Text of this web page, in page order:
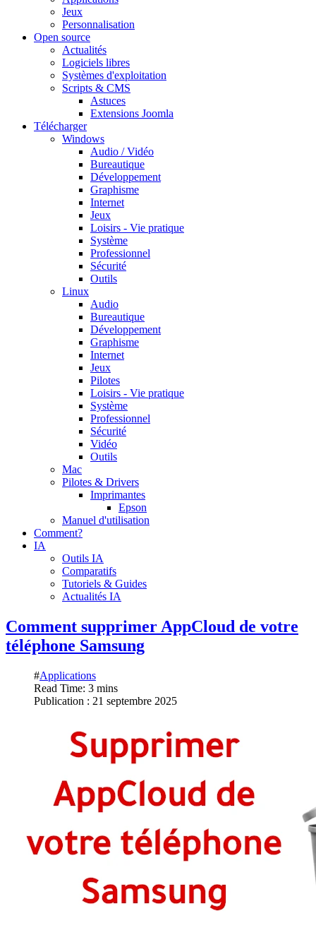
Jeux
Personnalisation
Open source
Actualités
Logiciels libres
Systèmes d'exploitation
Scripts & CMS
Astuces
Extensions Joomla
Télécharger
Windows
Audio / Vidéo
Bureautique
Développement
Graphisme
Internet
Jeux
Loisirs - Vie pratique
Système
Professionnel
Sécurité
Outils
Linux
Audio
Bureautique
Développement
Graphisme
Internet
Jeux
Pilotes
Loisirs - Vie pratique
Système
Professionnel
Sécurité
Vidéo
Outils
Mac
Pilotes & Drivers
Imprimantes
Epson
Manuel d'utilisation
Comment?
IA
Outils IA
Comparatifs
Tutoriels & Guides
Actualités IA
Comment supprimer AppCloud de votre
téléphone Samsung
#Applications
Read Time: 3 mins
Publication : 21 septembre 2025